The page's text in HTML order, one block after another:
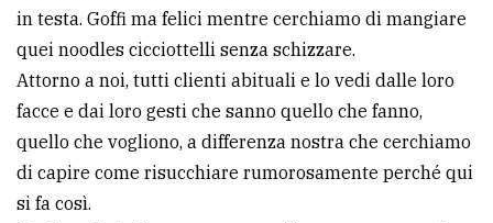
comune
Ricerca
avanzata
LE
ALTRE
TESTATE
in testa. Goffi ma felici mentre cerchiamo di mangiare
quei noodles cicciottelli senza schizzare.
Attorno a noi, tutti clienti abituali e lo vedi dalle loro
facce e dai loro gesti che sanno quello che fanno,
quello che vogliono, a differenza nostra che cerchiamo
di capire come risucchiare rumorosamente perché qui
si fa così.